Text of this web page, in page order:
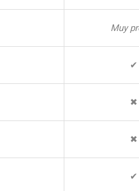
Muy
✔
✖
✖
✔